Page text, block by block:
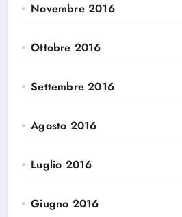
Novembre 2016
Ottobre 2016
Settembre 2016
Agosto 2016
Luglio 2016
Giugno 2016